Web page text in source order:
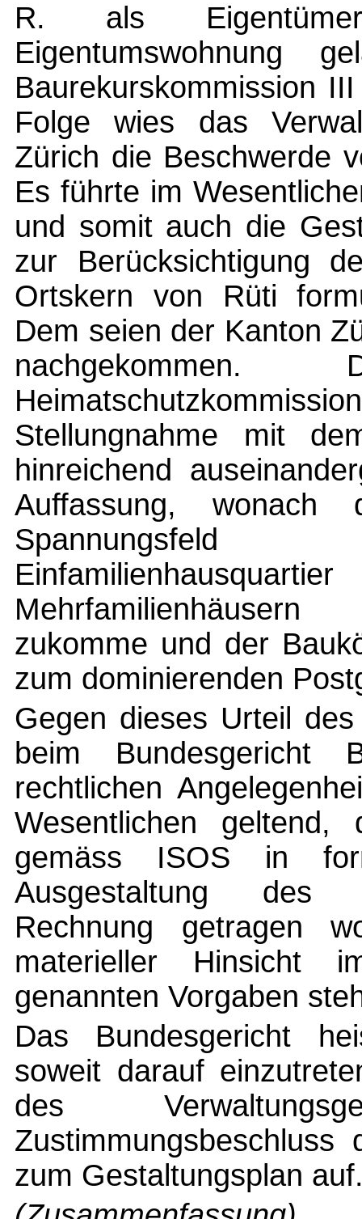
R. als
Eigentumswohnung
Baurekurskommission
Folge wies das
Zürich die Beschwerde
Es führte im
und somit auch die
zur Berücksichtigung
Ortskern von Rüti
Dem seien der Kanton
Stellungnahme mit
hinreichend
Auffassung, wonach
zukomme und der
zum dominierenden
Gegen dieses Urteil
beim Bundesgericht
rechtlichen
Wesentlichen geltend,
gemäss ISOS in
Ausgestaltung des
Rechnung getragen
materieller Hinsicht
genannten Vorgaben
Das Bundesgericht
soweit darauf
des
Zustimmungsbeschluss
zum Gestaltungsplan